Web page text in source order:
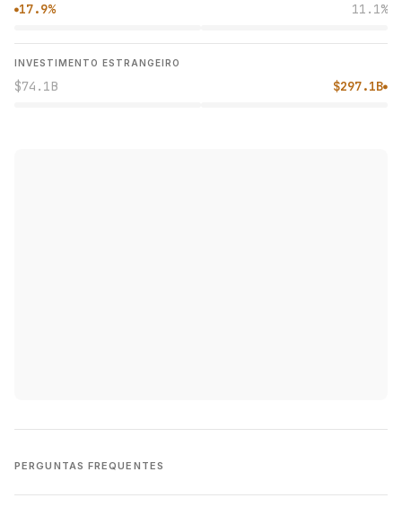
●17.9% 11.1%
INVESTIMENTO ESTRANGEIRO
$74.1B $297.1B●
PERGUNTAS FREQUENTES